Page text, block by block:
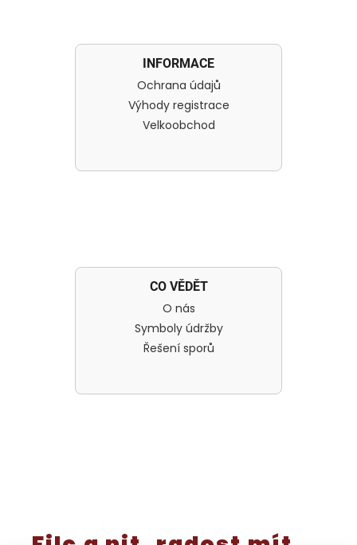
INFORMACE
Ochrana údajů
Výhody registrace
Velkoobchod
CO VĚDĚT
O nás
Symboly údržby
Řešení sporů